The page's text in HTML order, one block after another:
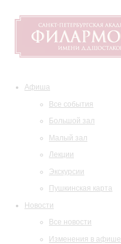
Афиша
Все события
Большой зал
Малый зал
Лекции
Экскурсии
Пушкинская карта
Новости
Все новости
Изменения в афише